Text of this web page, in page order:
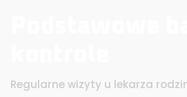
Regularne wizyty u lekarza